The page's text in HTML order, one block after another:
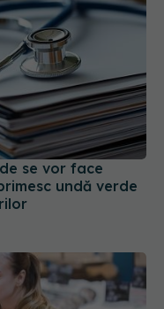
se vor face
undă verde